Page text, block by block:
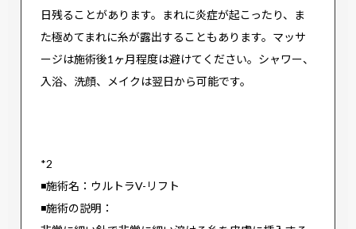
日残ることがあります。まれに炎症が起こったり、ま
た極めてまれに糸が露出することもあります。マッサ
ージは施術後1ヶ月程度は避けてください。シャワー、
入浴、洗顔、メイクは翌日から可能です。
*2
◾️施術名：ウルトラV-リフト
◾️施術の説明：